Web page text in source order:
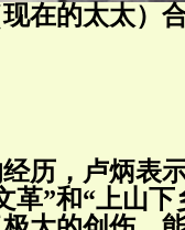
在的太太）
历，卢炳表
革”和“上山